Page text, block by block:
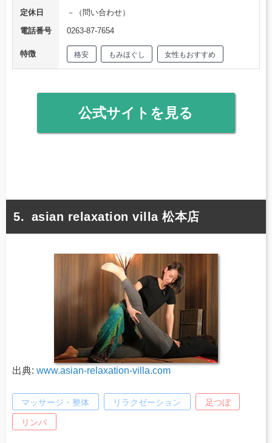
定休日
－（問い合わせ）
電話番号
0263-87-7654
特徴 格安 もみほぐし 女性もおすすめ
公式サイトを見る
asian relaxation villa 松本店
出典: www.asian-relaxation-villa.com
マッサージ・整体 リラクゼーション 足つぼ
リンパ